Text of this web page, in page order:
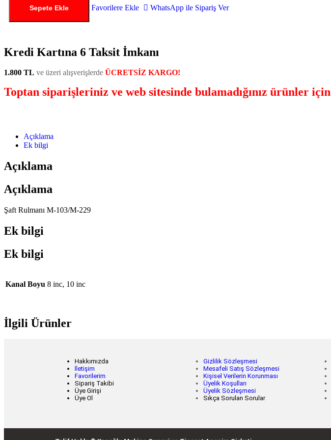
Sepete Ekle Favorilere Ekle WhatsApp ile Sipariş Ver
Kredi Kartına 6 Taksit İmkanı
1.800 TL ve üzeri alışverişlerde ÜCRETSİZ KARGO!
Toptan siparişleriniz ve web sitesinde bulamadığınız ürünler için
Açıklama
Ek bilgi
Açıklama
Açıklama
Şaft Rulmanı M-103/M-229
Ek bilgi
Ek bilgi
Kanal Boyu 8 inc, 10 inc
İlgili Ürünler
Hakkımızda
İletişim
Favorilerim
Sipariş Takibi
Üye Girişi
Üye Ol
Gizlilik Sözleşmesi
Mesafeli Satış Sözleşmesi
Kişisel Verilerin Korunması
Üyelik Koşulları
Üyelik Sözleşmesi
Sıkça Sorulan Sorular